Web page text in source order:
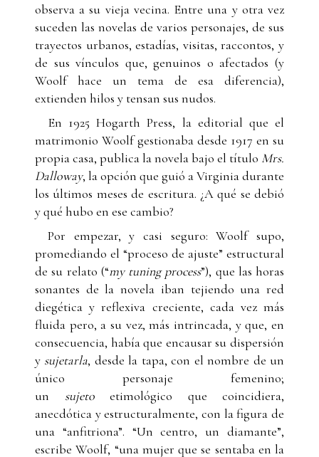
observa a su vieja vecina. Entre una y otra vez
suceden las novelas de varios personajes, de sus
trayectos urbanos, estadías, visitas, raccontos, y
de sus vínculos que, genuinos o afectados (y
Woolf hace un tema de esa diferencia),
extienden hilos y tensan sus nudos.
En 1925 Hogarth Press, la editorial que el
matrimonio Woolf gestionaba desde 1917 en su
propia casa, publica la novela bajo el título Mrs.
Dalloway, la opción que guió a Virginia durante
los últimos meses de escritura. ¿A qué se debió
y qué hubo en ese cambio?
Por empezar, y casi seguro: Woolf supo,
promediando el “proceso de ajuste” estructural
de su relato (“my tuning process”), que las horas
sonantes de la novela iban tejiendo una red
diegética y reflexiva creciente, cada vez más
fluida pero, a su vez, más intrincada, y que, en
consecuencia, había que encausar su dispersión
y sujetarla, desde la tapa, con el nombre de un
único personaje femenino;
un sujeto etimológico que coincidiera,
anecdótica y estructuralmente, con la figura de
una “anfitriona”. “Un centro, un diamante”,
escribe Woolf, “una mujer que se sentaba en la